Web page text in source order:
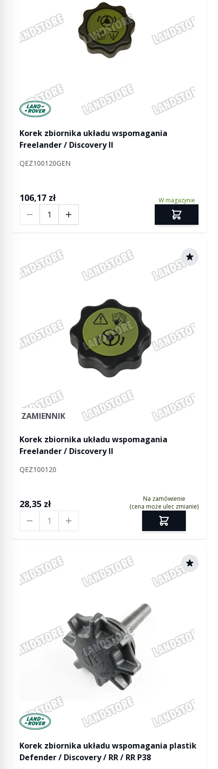
Manufactured by Land rover
Korek zbiornika układu wspomagania
Freelander / Discovery II
QEZ100120GEN
106,17 zł W magazynie
ZAMIENNIK
Korek zbiornika układu wspomagania
Freelander / Discovery II
QEZ100120
28,35 zł
Na zamówienie
(cena może ulec zmianie)
Manufactured by Land rover
Korek zbiornika układu wspomagania plastik
Defender / Discovery / RR / RR P38